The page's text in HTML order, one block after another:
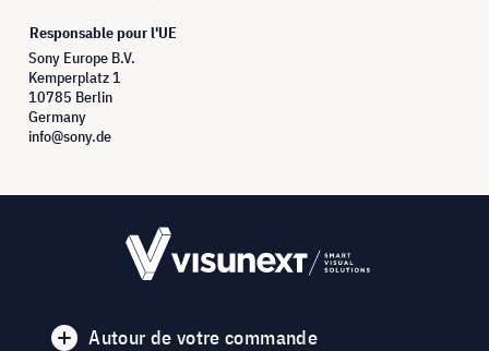
Responsable pour l'UE
Sony Europe B.V.
Kemperplatz 1
10785 Berlin
Germany
info@sony.de
Autour de votre commande